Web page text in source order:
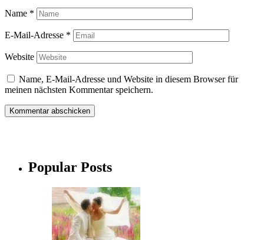
Name *
E-Mail-Adresse *
Website
Name, E-Mail-Adresse und Website in diesem Browser für
meinen nächsten Kommentar speichern.
Popular Posts